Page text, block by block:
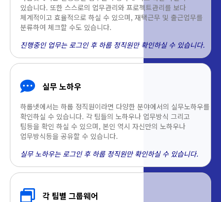
있습니다. 또한 스스로의 업무관리와 프로젝트관리를 보다
체계적이고 효율적으로 하실 수 있으며, 재택근무 및 출근업무를
분류하여 체크할 수도 있습니다.
진행중인 업무는 로그인 후 하룹 정직원만 확인하실 수 있습니다.
실무 노하우
하룹넷에서는 하룹 정직원이라면 다양한 분야에서의 실무노하우를
확인하실 수 있습니다. 각 팀들의 노하우나 업무방식 그리고
팁등을 확인 하실 수 있으며, 본인 역시 자신만의 노하우나
업무방식등을 공유할 수 있습니다.
실무 노하우는 로그인 후 하룹 정직원만 확인하실 수 있습니다.
각 팀별 그룹웨어